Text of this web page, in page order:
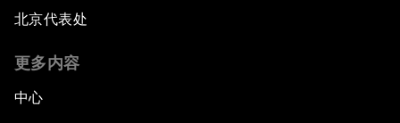
北京代表处
更多内容
中心